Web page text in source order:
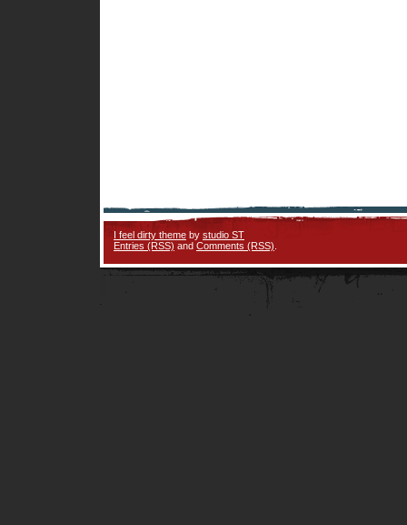
I feel dirty theme by studio ST
Entries (RSS) and Comments (RSS)